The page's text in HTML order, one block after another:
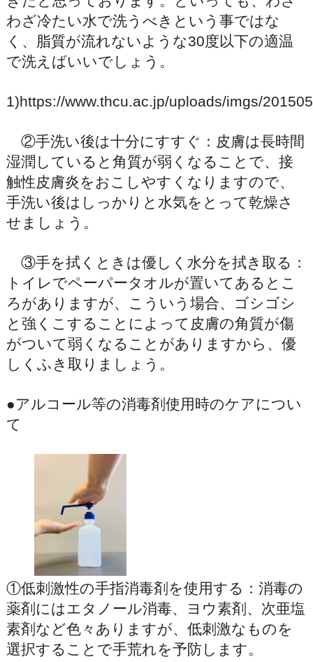
わざ冷たい水で洗うべきという事ではな
く、脂質が流れないような30度以下の適温
で洗えばいいでしょう。
1)https://www.thcu.ac.jp/uploads/imgs/
②手洗い後は十分にすすぐ：皮膚は長時間
湿潤していると角質が弱くなることで、接
触性皮膚炎をおこしやすくなりますので、
手洗い後はしっかりと水気をとって乾燥さ
せましょう。
③手を拭くときは優しく水分を拭き取る：
トイレでペーパータオルが置いてあるとこ
ろがありますが、こういう場合、ゴシゴシ
と強くこすることによって皮膚の角質が傷
がついて弱くなることがありますから、優
しくふき取りましょう。
●アルコール等の消毒剤使用時のケアについ
て
①低刺激性の手指消毒剤を使用する：消毒の
薬剤にはエタノール消毒、ヨウ素剤、次亜塩
素剤など色々ありますが、低刺激なものを
選択することで手荒れを予防します。